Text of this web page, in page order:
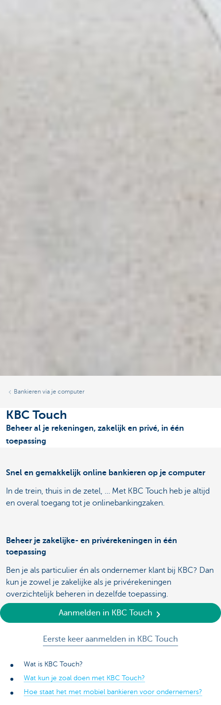
Bankieren via je computer
KBC Touch
Beheer al je rekeningen, zakelijk en privé, in één
toepassing
Snel en gemakkelijk online bankieren op je computer
In de trein, thuis in de zetel, … Met KBC Touch heb je altijd
en overal toegang tot je onlinebankingzaken.
Beheer je zakelijke- en privérekeningen in één
toepassing
Ben je als particulier én als ondernemer klant bij KBC? Dan
kun je zowel je zakelijke als je privérekeningen
overzichtelijk beheren in dezelfde toepassing.
Aanmelden in KBC Touch
Eerste keer aanmelden in KBC Touch
Wat is KBC Touch?
Wat kun je zoal doen met KBC Touch?
Hoe staat het met mobiel bankieren voor ondernemers?